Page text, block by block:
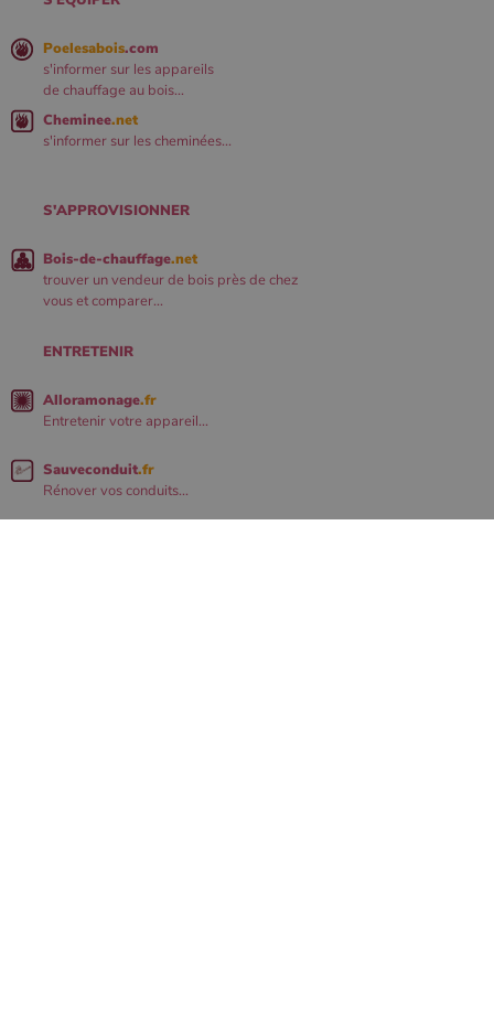
Poelesabois.com
s'informer sur les appareils
de chauffage au bois...
Cheminee.net
s'informer sur les cheminées...
S'APPROVISIONNER
Bois-de-chauffage.net
trouver un vendeur de bois près de chez
vous et comparer...
ENTRETENIR
Alloramonage.fr
Entretenir votre appareil...
Sauveconduit.fr
Rénover vos conduits...